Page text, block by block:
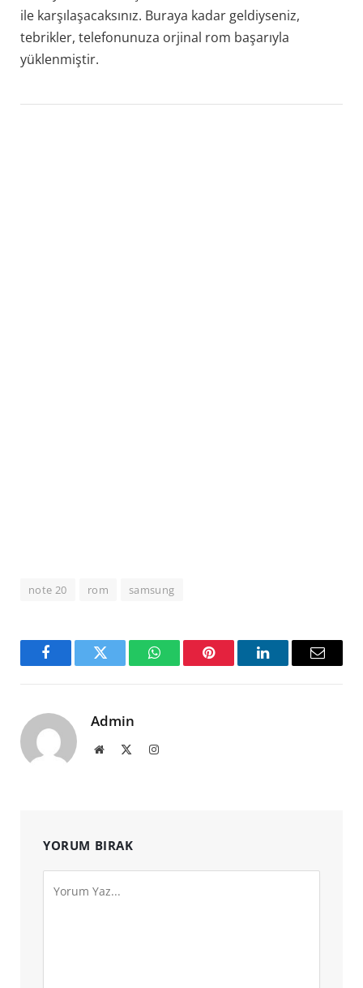
ile karşılaşacaksınız. Buraya kadar geldiyseniz,
tebrikler, telefonunuza orjinal rom başarıyla
yüklenmiştir.
note 20 rom samsung
FacebookTwitter WhatsAppPinterest LinkedInEmail
Admin
Website Instagram
YORUM BIRAK